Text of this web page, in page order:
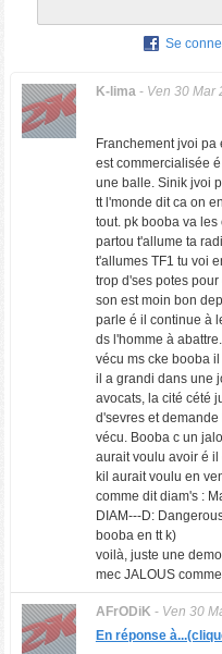
Se
K-lima- Ven 30 Mar
Franchement jvoi
est commercialisée
une balle. Sinik jvoi
tt l'monde dit ca on
tout. pk booba va
partou t'allume ta
t'allumes TF1 tu voi
trop d'ses potes
son est moin bon
parle é il continue à
ds l'homme à
vécu ms cke booba
il a grandi dans une
avocats, la cité cété
d'sevres et
vécu. Booba c un
aurait voulu avoir é
kil aurait voulu en
comme dit diam's :
DIAM---D:
booba en tt k)
voilà, juste une
mec JALOUS
AFrODiK - Ven 30
En réponse